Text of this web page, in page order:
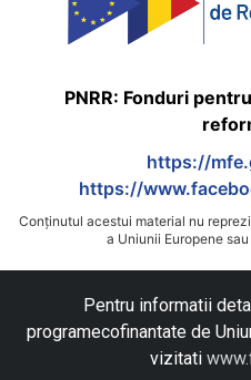
PNRR: Fonduri
https://
https://
Conținutul acestui material nu
a Uniunii Europene
Pentru informatii
programecofinantate de
vizitati